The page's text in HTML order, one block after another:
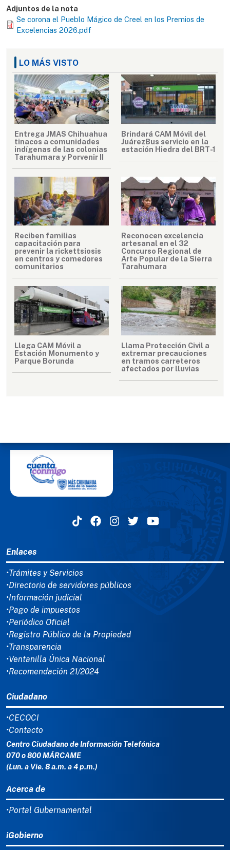
Adjuntos de la nota
Se corona el Pueblo Mágico de Creel en los Premios de
Excelencias 2026.pdf
LO MÁS VISTO
Entrega JMAS Chihuahua
tinacos a comunidades
indígenas de las colonias
Tarahumara y Porvenir II
Brindará CAM Móvil del
JuárezBus servicio en la
estación Hiedra del BRT-1
Reciben familias
capacitación para
prevenir la rickettsiosis
en centros y comedores
comunitarios
Reconocen excelencia
artesanal en el 32
Concurso Regional de
Arte Popular de la Sierra
Tarahumara
Llega CAM Móvil a
Estación Monumento y
Parque Borunda
Llama Protección Civil a
extremar precauciones
en tramos carreteros
afectados por lluvias
Enlaces
•Trámites y Servicios
•Directorio de servidores públicos
•Información judicial
•Pago de impuestos
•Periódico Oficial
•Registro Público de la Propiedad
•Transparencia
•Ventanilla Única Nacional
•Recomendación 21/2024
Ciudadano
•CECOCI
•Contacto
Centro Ciudadano de Información Telefónica
070 o 800 MÁRCAME
(Lun. a Vie. 8 a.m. a 4 p.m.)
Acerca de
•Portal Gubernamental
iGobierno